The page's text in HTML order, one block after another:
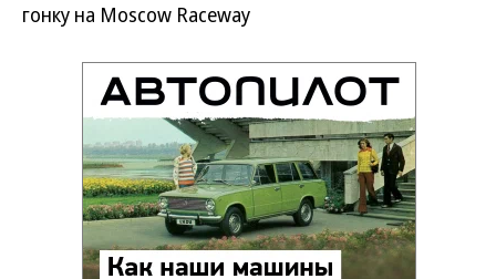
гонку на Moscow Raceway